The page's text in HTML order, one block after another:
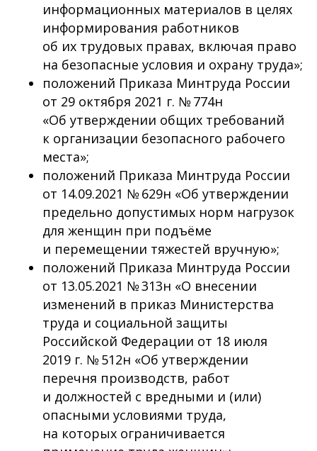
информационных материалов в целях
информирования работников
об их трудовых правах, включая право
на безопасные условия и охрану труда»;
положений Приказа Минтруда России
от 29 октября 2021 г. № 774н
«Об утверждении общих требований
к организации безопасного рабочего
места»;
положений Приказа Минтруда России
от 14.09.2021 № 629н «Об утверждении
предельно допустимых норм нагрузок
для женщин при подъёме
и перемещении тяжестей вручную»;
положений Приказа Минтруда России
от 13.05.2021 № 313н «О внесении
изменений в приказ Министерства
труда и социальной защиты
Российской Федерации от 18 июля
2019 г. № 512н «Об утверждении
перечня производств, работ
и должностей с вредными и (или)
опасными условиями труда,
на которых ограничивается